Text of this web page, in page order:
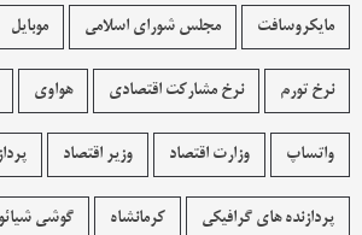
مایکروسافت مجلس شورای اسلامی موبایل
نرخ تورم نرخ مشارکت اقتصادی هواوی
واتساپ وزارت اقتصاد وزیر اقتصاد
پردازنده های گرافیکی کرمانشاه گوشی